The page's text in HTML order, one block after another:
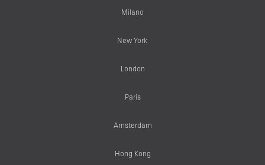
Milano
New York
London
Paris
Amsterdam
Hong Kong